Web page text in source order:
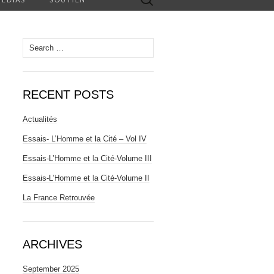
for:
Search
for:
RECENT POSTS
Actualités
Essais- L’Homme et la Cité – Vol IV
Essais-L’Homme et la Cité-Volume III
Essais-L’Homme et la Cité-Volume II
La France Retrouvée
ARCHIVES
September 2025